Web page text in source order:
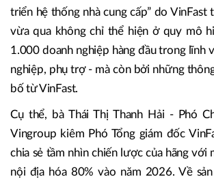
triển hệ thống nhà cung cấp” do
vừa qua không chỉ thể hiện ở quy mô
1.000 doanh nghiệp hàng đầu trong lĩnh
nghiệp, phụ trợ - mà còn bởi những
bố từ VinFast.
Cụ thể, bà Thái Thị Thanh Hải - Phó
Vingroup kiêm Phó Tổng giám đốc
chia sẻ tầm nhìn chiến lược của hãng với
nội địa hóa 80% vào năm 2026. Về